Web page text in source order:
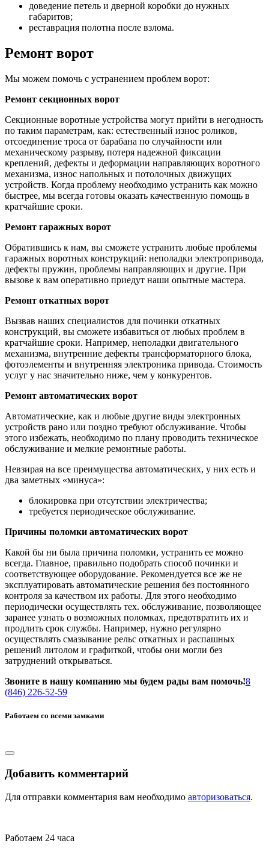
доведение петель и дверной коробки до нужных
габаритов;
реставрация полотна после взлома.
Ремонт ворот
Мы можем помочь с устранением проблем ворот:
Ремонт секционных ворот
Секционные воротные устройства могут прийти в негодность
по таким параметрам, как: естественный износ роликов,
отсоединение троса от барабана по случайности или
механическому разрыву, потеря надежной фиксации
креплений, дефекты и деформации направляющих воротного
механизма, износ напольных и потолочных движущих
устройств. Когда проблему необходимо устранить как можно
быстрее, мы всегда готовы оказать качественную помощь в
кратчайшие сроки.
Ремонт гаражных ворот
Обратившись к нам, вы сможете устранить любые проблемы
гаражных воротных конструкций: неполадки электропривода,
дефекты пружин, проблемы направляющих и другие. При
вызове к вам оперативно приедут наши опытные мастера.
Ремонт откатных ворот
Вызвав наших специалистов для починки откатных
конструкций, вы сможете избавиться от любых проблем в
кратчайшие сроки. Например, неполадки двигательного
механизма, внутренние дефекты трансформаторного блока,
фотоэлементы и внутренняя электроника привода. Стоимость
услуг у нас значительно ниже, чем у конкурентов.
Ремонт автоматических ворот
Автоматические, как и любые другие виды электронных
устройств рано или поздно требуют обслуживание. Чтобы
этого избежать, необходимо по плану проводить техническое
обслуживание и мелкие ремонтные работы.
Невзирая на все преимущества автоматических, у них есть и
два заметных «минуса»:
блокировка при отсутствии электричества;
требуется периодическое обслуживание.
Причины поломки автоматических ворот
Какой бы ни была причина поломки, устранить ее можно
всегда. Главное, правильно подобрать способ починки и
соответствующее оборудование. Рекомендуется все же не
эксплуатировать автоматические решения без постоянного
контроля за качеством их работы. Для этого необходимо
периодически осуществлять тех. обслуживание, позволяющее
заранее узнать о возможных поломках, предотвратить их и
продлить срок службы. Например, нужно регулярно
осуществлять смазывание рельс откатных и распашных
решений литолом и графиткой, чтобы они могли без
затруднений открываться.
Звоните в нашу компанию мы будем рады вам помочь!8
(846) 226-52-59
Работаем со всеми замками
Добавить комментарий
Для отправки комментария вам необходимо авторизоваться.
Работаем 24 часа